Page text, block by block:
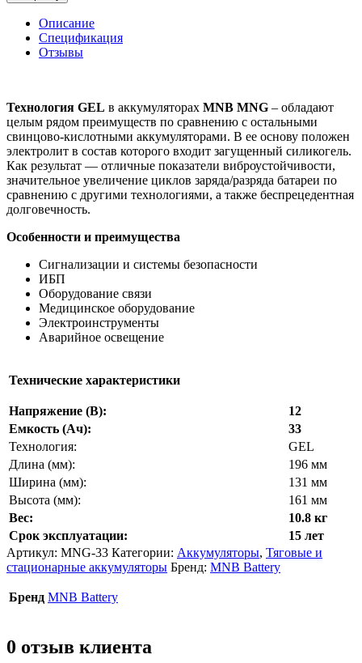
Описание
Спецификация
Отзывы
Технология GEL в аккумуляторах MNB MNG – обладают
целым рядом преимуществ по сравнению с остальными
свинцово-кислотными аккумуляторами. В ее основу положен
электролит в состав которого входит загущенный силикогель.
Как результат — отличные показатели виброустойчивости,
значительное увеличение циклов заряда/разряда батареи по
сравнению с другими технологиями, а также беспрецедентная
долговечность.
Особенности и преимущества
Сигнализации и системы безопасности
ИБП
Оборудование связи
Медицинское оборудование
Электроинструменты
Аварийное освещение
Технические характеристики
Напряжение (В):
12
Емкость (Ач):
33
Технология:
GEL
Длина (мм):
196 мм
Ширина (мм):
131 мм
Высота (мм):
161 мм
Вес:
10.8 кг
Срок эксплуатации:
15 лет
Артикул: MNG-33 Категории: Аккумуляторы, Тяговые и
стационарные аккумуляторы Бренд: MNB Battery
Бренд MNB Battery
0 отзыв клиента